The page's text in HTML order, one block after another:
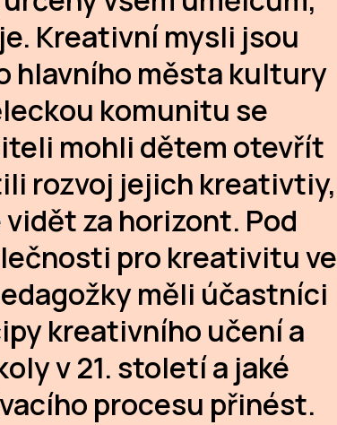
Kreativní mysli jsou
hlavního města kultury
komunitu se
mohli dětem otevřít
rozvoj jejich kreativtiy,
za horizont. Pod
pro kreativitu ve
měli účastníci
kreativního učení a
v 21. století a jaké
procesu přinést.